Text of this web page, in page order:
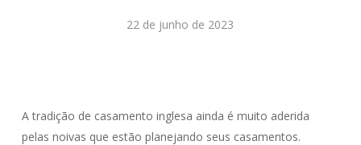
22 de junho de 2023
A tradição de casamento inglesa ainda é muito aderida
pelas noivas que estão planejando seus casamentos.